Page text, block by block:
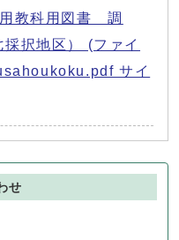
教科用図書 調
択地区） (ファイ
サイ
せ